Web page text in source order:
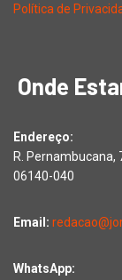
Política de
Onde
Endereço:
R. Pernambucana,
06140-040
Email:
WhatsApp: